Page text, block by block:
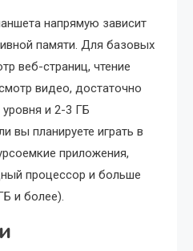
напрямую зависит
памяти. Для базовых
веб-страниц, чтение
видео, достаточно
и 2-3 ГБ
вы планируете играть в
приложения,
процессор и больше
и более).